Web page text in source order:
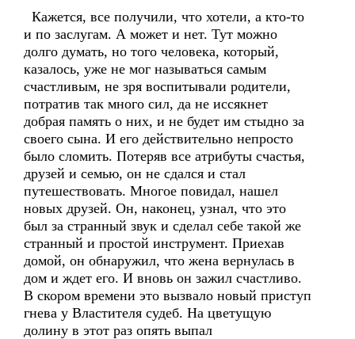
Кажется, все получили, что хотели, а кто-то
и по заслугам. А может и нет. Тут можно
долго думать, но того человека, который,
казалось, уже не мог называться самым
счастливым, не зря воспитывали родители,
потратив так много сил, да не иссякнет
добрая память о них, и не будет им стыдно за
своего сына. И его действительно непросто
было сломить. Потеряв все атрибуты счастья,
друзей и семью, он не сдался и стал
путешествовать. Многое повидал, нашел
новых друзей. Он, наконец, узнал, что это
был за странный звук и сделал себе такой же
странный и простой инструмент. Приехав
домой, он обнаружил, что жена вернулась в
дом и ждет его. И вновь он зажил счастливо.
В скором времени это вызвало новый приступ
гнева у Властителя судеб. На цветущую
долину в этот раз опять выпал